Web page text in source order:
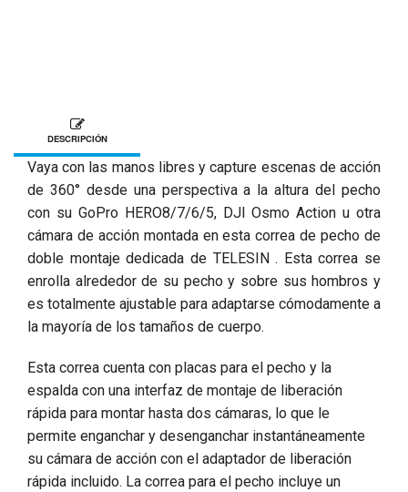
DESCRIPCIÓN
Vaya con las manos libres y capture escenas de acción
de 360° desde una perspectiva a la altura del pecho
con su GoPro HERO8/7/6/5, DJI Osmo Action u otra
cámara de acción montada en esta correa de pecho de
doble montaje dedicada de TELESIN . Esta correa se
enrolla alrededor de su pecho y sobre sus hombros y
es totalmente ajustable para adaptarse cómodamente a
la mayoría de los tamaños de cuerpo.
Esta correa cuenta con placas para el pecho y la
espalda con una interfaz de montaje de liberación
rápida para montar hasta dos cámaras, lo que le
permite enganchar y desenganchar instantáneamente
su cámara de acción con el adaptador de liberación
rápida incluido. La correa para el pecho incluye un